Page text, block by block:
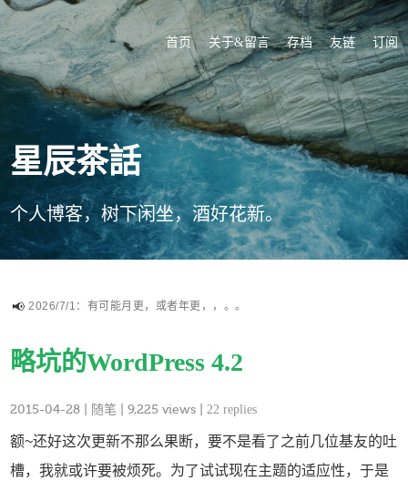
首页 关于&留言 存档 友链 订阅
星辰茶話
个人博客，树下闲坐，酒好花新。
2026/7/1：有可能月更，或者年更，，。。
略坑的WordPress 4.2
2015-04-28 随笔 | 9,225 views |22 replies
额~还好这次更新不那么果断，要不是看了之前几位基友的吐
槽，我就或许要被烦死。为了试试现在主题的适应性，于是